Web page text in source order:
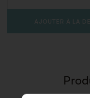
AJOUTER À LA